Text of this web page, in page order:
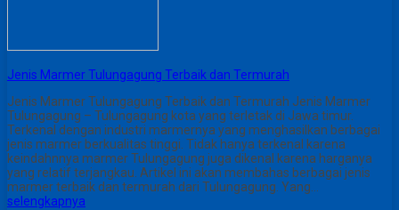
Jenis Marmer Tulungagung Terbaik dan Termurah
Jenis Marmer Tulungagung Terbaik dan Termurah Jenis Marmer
Tulungagung – Tulungagung kota yang terletak di Jawa timur.
Terkenal dengan industri marmernya yang menghasilkan berbagai
jenis marmer berkualitas tinggi. Tidak hanya terkenal karena
keindahnnya marmer Tulungagung juga dikenal karena harganya
yang relatif terjangkau. Artikel ini akan membahas berbagai jenis
marmer terbaik dan termurah dari Tulungagung. Yang…
selengkapnya